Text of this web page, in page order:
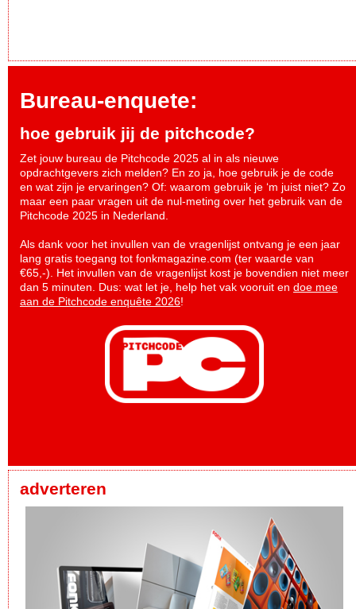
Bureau-enquete:
hoe gebruik jij de pitchcode?
Zet jouw bureau de Pitchcode 2025 al in als nieuwe
opdrachtgevers zich melden? En zo ja, hoe gebruik je de code
en wat zijn je ervaringen? Of: waarom gebruik je ‘m juist niet? Zo
maar een paar vragen uit de nul-meting over het gebruik van de
Pitchcode 2025 in Nederland.
Als dank voor het invullen van de vragenlijst ontvang je een jaar
lang gratis toegang tot fonkmagazine.com (ter waarde van
€65,-). Het invullen van de vragenlijst kost je bovendien niet meer
dan 5 minuten. Dus: wat let je, help het vak vooruit en doe mee
aan de Pitchcode enquête 2026!
adverteren